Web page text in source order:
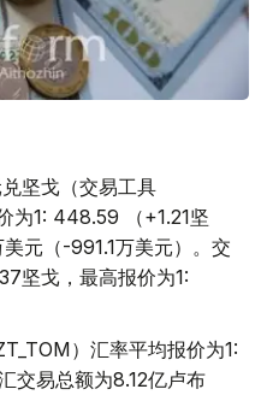
坚戈（交易工具
为1: 448.59 （+1.21坚
元（-991.1万美元）。交
坚戈，最高报价为1:
）汇率平均报价为1:
交易总额为8.12亿卢布